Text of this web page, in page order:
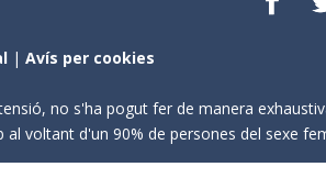
|Avís per cookies
no s'ha pogut fer de manera
voltant d'un 90% de persones del sexe